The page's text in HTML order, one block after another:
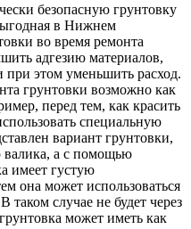
безопасную грунтовку
в Нижнем
во время ремонта
адгезию материалов,
при этом уменьшить расход.
грунтовки возможно как
перед тем, как красить
специальную
вариант грунтовки,
валика, а с помощью
имеет густую
она может использоваться
таком случае не будет через
может иметь как